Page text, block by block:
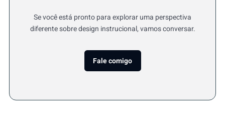
Se você está pronto para explorar uma perspectiva
diferente sobre design instrucional, vamos conversar.
Fale comigo